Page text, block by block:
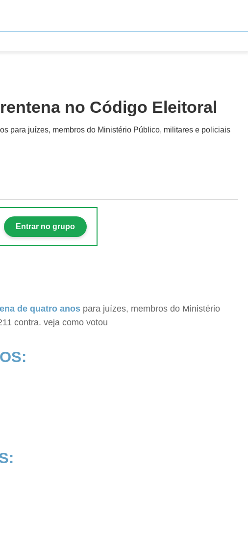
no Código Eleitoral
para juízes, membros do Ministério Público, militares e policiais
Entrar no grupo
de quatro anos para juízes, membros do Ministério
contra. veja como votou